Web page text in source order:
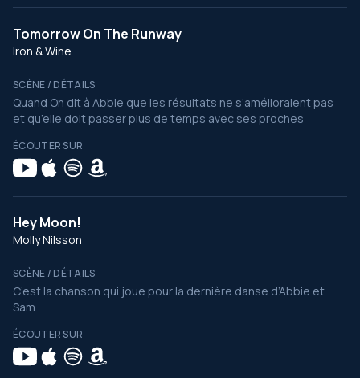
Tomorrow On The Runway
Iron & Wine
SCÈNE / DÉTAILS
Quand On dit à Abbie que les résultats ne s’amélioraient pas
et qu’elle doit passer plus de temps avec ses proches
ÉCOUTER SUR
Hey Moon!
Molly Nilsson
SCÈNE / DÉTAILS
C’est la chanson qui joue pour la dernière danse d’Abbie et
Sam
ÉCOUTER SUR